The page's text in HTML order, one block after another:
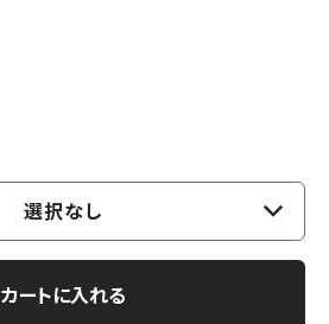
選択なし
カートに入れる